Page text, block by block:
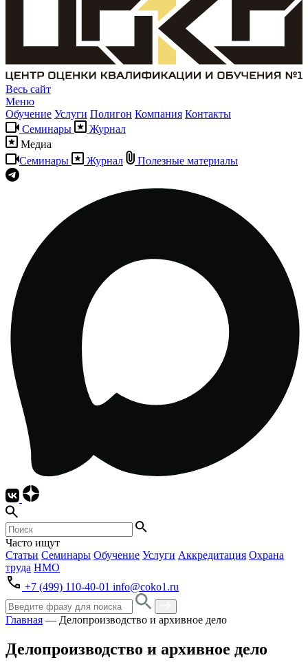
Весь сайт
Меню
Обучение Услуги Полигон Компания Контакты
Семинары
Журнал
Медиа
Семинары
Журнал Полезные материалы
Часто ищут
Статьи Семинары Обучение Услуги Аккредитация Охрана
труда НМО
+7 (499) 110-40-01 info@coko1.ru
Главная — Делопроизводство и архивное дело
Делопроизводство и архивное дело